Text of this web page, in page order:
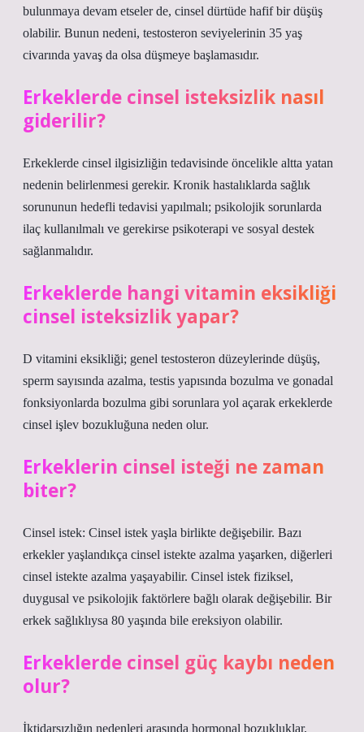
bulunmaya devam etseler de, cinsel dürtüde hafif bir düşüş
olabilir. Bunun nedeni, testosteron seviyelerinin 35 yaş
civarında yavaş da olsa düşmeye başlamasıdır.
Erkeklerde cinsel isteksizlik nasıl
giderilir?
Erkeklerde cinsel ilgisizliğin tedavisinde öncelikle altta yatan
nedenin belirlenmesi gerekir. Kronik hastalıklarda sağlık
sorununun hedefli tedavisi yapılmalı; psikolojik sorunlarda
ilaç kullanılmalı ve gerekirse psikoterapi ve sosyal destek
sağlanmalıdır.
Erkeklerde hangi vitamin eksikliği
cinsel isteksizlik yapar?
D vitamini eksikliği; genel testosteron düzeylerinde düşüş,
sperm sayısında azalma, testis yapısında bozulma ve gonadal
fonksiyonlarda bozulma gibi sorunlara yol açarak erkeklerde
cinsel işlev bozukluğuna neden olur.
Erkeklerin cinsel isteği ne zaman
biter?
Cinsel istek: Cinsel istek yaşla birlikte değişebilir. Bazı
erkekler yaşlandıkça cinsel istekte azalma yaşarken, diğerleri
cinsel istekte azalma yaşayabilir. Cinsel istek fiziksel,
duygusal ve psikolojik faktörlere bağlı olarak değişebilir. Bir
erkek sağlıklıysa 80 yaşında bile ereksiyon olabilir.
Erkeklerde cinsel güç kaybı neden
olur?
İktidarsızlığın nedenleri arasında hormonal bozukluklar,